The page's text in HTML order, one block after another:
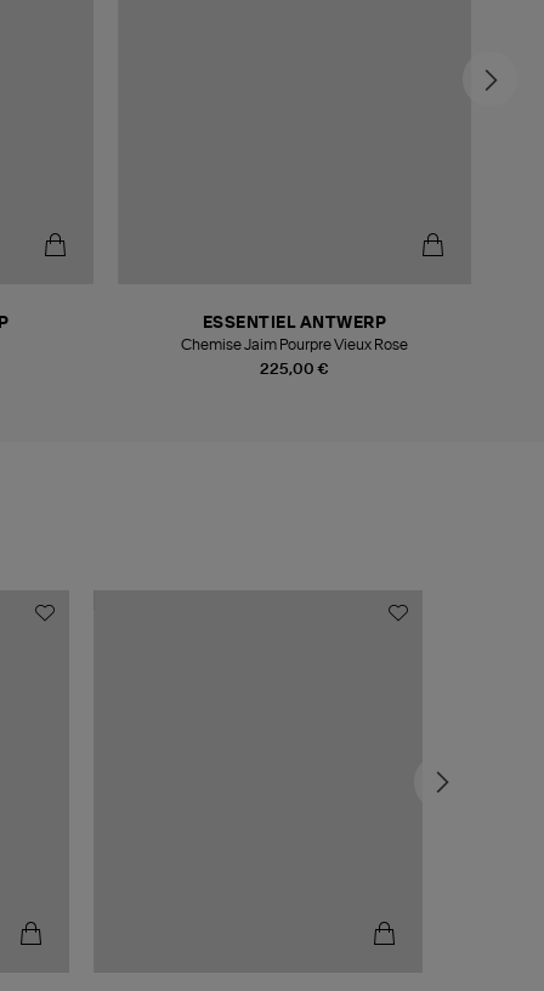
225,00 €
ESSENTIEL ANTWERP
Chemise Jaim Pourpre Vieux Rose